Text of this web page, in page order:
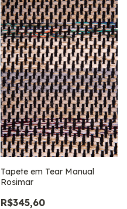
Tapete em Tear Manual
Rosimar
R$345,60